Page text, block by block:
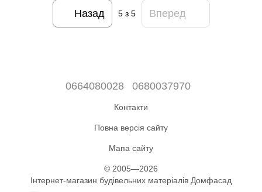
Назад 5з 5 Вперед
0664080028 0680037970
Контакти
Повна версія сайту
Мапа сайту
© 2005—2026
Інтернет-магазин будівельних матеріалів Домфасад